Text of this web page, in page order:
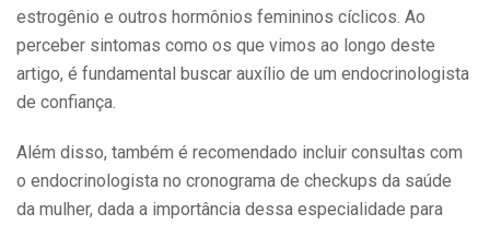
estrogênio e outros hormônios femininos cíclicos. Ao
perceber sintomas como os que vimos ao longo deste
artigo, é fundamental buscar auxílio de um endocrinologista
de confiança.
Além disso, também é recomendado incluir consultas com
o endocrinologista no cronograma de checkups da saúde
da mulher, dada a importância dessa especialidade para